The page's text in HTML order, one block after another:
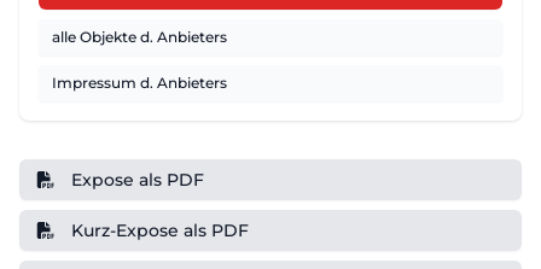
alle Objekte d. Anbieters
Impressum d. Anbieters
Expose als PDF
Kurz-Expose als PDF